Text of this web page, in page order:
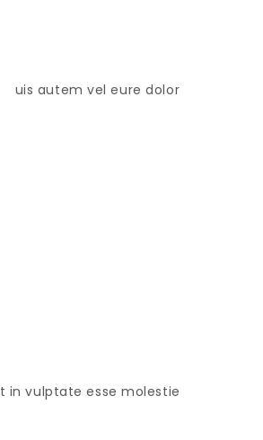
uis autem vel eure dolor
in vulptate esse molestie